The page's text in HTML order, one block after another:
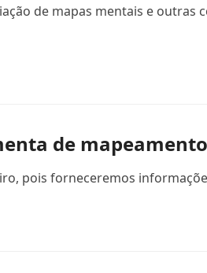
de mapas mentais e
de
pois forneceremos